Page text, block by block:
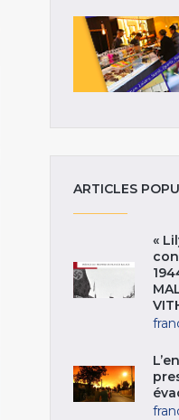
ARTICLES
«